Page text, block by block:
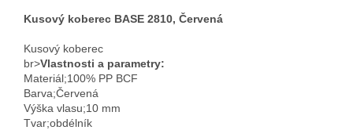
Kusový koberec BASE 2810, Červená
Kusový koberec
br>Vlastnosti a parametry:
Materiál;100% PP BCF
Barva;Červená
Výška vlasu;10 mm
Tvar;obdélník